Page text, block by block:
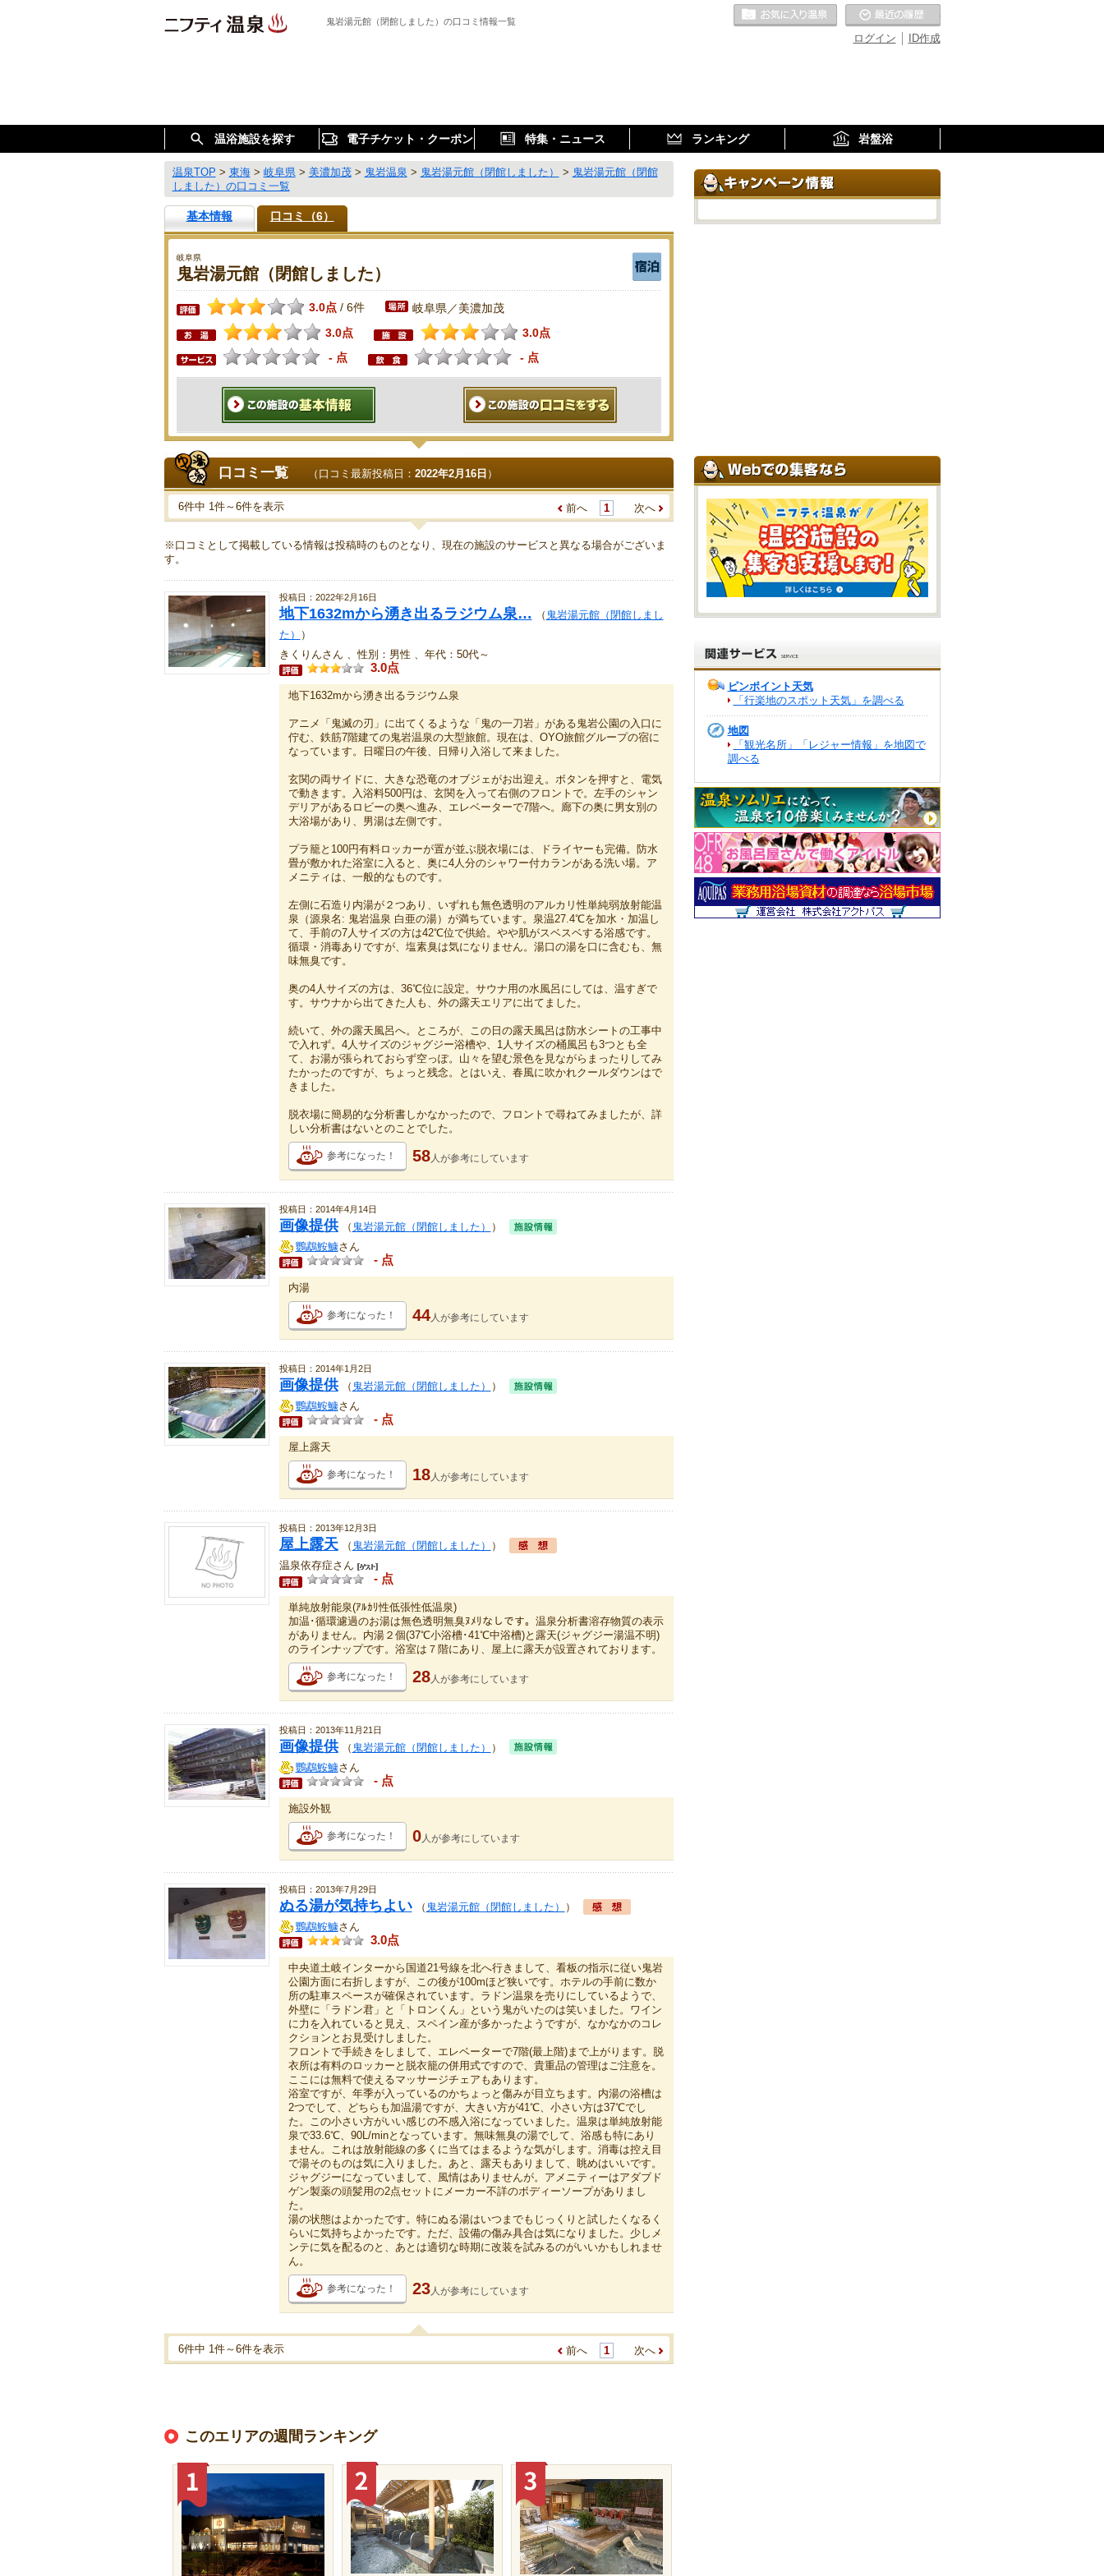
鬼岩湯元館（閉館しました）の口コミ情報一覧
ID作成
ログイン
お気に入りの温泉
温浴施設を探す 電子チケット・クーポン 特集・ニュース ランキング 岩盤浴
温泉TOP > 東海> 岐阜県> 美濃加茂> 鬼岩温泉 > 鬼岩湯元館（閉館しました） > 鬼岩湯元館（閉館
しました）の口コミ一覧
基本情報 口コミ（6）
岐阜県
鬼岩湯元館（閉館しました）
3.0点 / 6件 岐阜県／美濃加茂
3.0点
3.0点
- 点
- 点
口コミ一覧 （口コミ最新投稿日： 2022年2月16日 ）
6件中 1件～6件を表示 前へ 1 次へ
※口コミとして掲載している情報は投稿時のものとなり、現在の施設のサービスと異なる場合がございま
す。
投稿日：2022年2月16日
地下1632mから湧き出るラジウム泉… （ 鬼岩湯元館（閉館しまし
た）
）
きくりんさん 、性別：男性 、年代：50代～
3.0点
地下1632mから湧き出るラジウム泉
アニメ「鬼滅の刃」に出てくるような「鬼の一刀岩」がある鬼岩公園の入口に
佇む、鉄筋7階建ての鬼岩温泉の大型旅館。現在は、OYO旅館グループの宿に
なっています。日曜日の午後、日帰り入浴して来ました。
玄関の両サイドに、大きな恐竜のオブジェがお出迎え。ボタンを押すと、電気
で動きます。入浴料500円は、玄関を入って右側のフロントで。左手のシャン
デリアがあるロビーの奥へ進み、エレベーターで7階へ。廊下の奥に男女別の
大浴場があり、男湯は左側です。
プラ籠と100円有料ロッカーが置が並ぶ脱衣場には、ドライヤーも完備。防水
畳が敷かれた浴室に入ると、奥に4人分のシャワー付カランがある洗い場。ア
メニティは、一般的なものです。
左側に石造り内湯が２つあり、いずれも無色透明のアルカリ性単純弱放射能温
泉（源泉名: 鬼岩温泉 白亜の湯）が満ちています。泉温27.4℃を加水・加温し
て、手前の7人サイズの方は42℃位で供給。やや肌がスベスベする浴感です。
循環・消毒ありですが、塩素臭は気になりません。湯口の湯を口に含むも、無
味無臭です。
奥の4人サイズの方は、36℃位に設定。サウナ用の水風呂にしては、温すぎで
す。サウナから出てきた人も、外の露天エリアに出てました。
続いて、外の露天風呂へ。ところが、この日の露天風呂は防水シートの工事中
で入れず。4人サイズのジャグジー浴槽や、1人サイズの桶風呂も3つとも全
て、お湯が張られておらず空っぽ。山々を望む景色を見ながらまったりしてみ
たかったのですが、ちょっと残念。とはいえ、春風に吹かれクールダウンはで
きました。
脱衣場に簡易的な分析書しかなかったので、フロントで尋ねてみましたが、詳
しい分析書はないとのことでした。
参考になった！ 58人が参考にしています
投稿日：2014年4月14日
画像提供（ 鬼岩湯元館（閉館しました）
）
鸚鵡鮟鱇さん
- 点
内湯
参考になった！ 44人が参考にしています
投稿日：2014年1月2日
画像提供（ 鬼岩湯元館（閉館しました）
）
鸚鵡鮟鱇さん
- 点
屋上露天
参考になった！ 18人が参考にしています
投稿日：2013年12月3日
屋上露天（ 鬼岩湯元館（閉館しました）
）
温泉依存症さん
- 点
単純放射能泉(ｱﾙｶﾘ性低張性低温泉)
加温･循環濾過のお湯は無色透明無臭ﾇﾒﾘなしです。温泉分析書溶存物質の表示
がありません。内湯２個(37℃小浴槽･41℃中浴槽)と露天(ジャグジー湯温不明)
のラインナップです。浴室は７階にあり、屋上に露天が設置されております。
参考になった！ 28人が参考にしています
投稿日：2013年11月21日
画像提供（ 鬼岩湯元館（閉館しました）
）
鸚鵡鮟鱇さん
- 点
施設外観
参考になった！ 0人が参考にしています
投稿日：2013年7月29日
ぬる湯が気持ちよい（ 鬼岩湯元館（閉館しました）
）
鸚鵡鮟鱇さん
3.0点
中央道土岐インターから国道21号線を北へ行きまして、看板の指示に従い鬼岩
公園方面に右折しますが、この後が100mほど狭いです。ホテルの手前に数か
所の駐車スペースが確保されています。ラドン温泉を売りにしているようで、
外壁に「ラドン君」と「トロンくん」という鬼がいたのは笑いました。ワイン
に力を入れていると見え、スペイン産が多かったようですが、なかなかのコレ
クションとお見受けしました。
フロントで手続きをしまして、エレベーターで7階(最上階)まで上がります。脱
衣所は有料のロッカーと脱衣籠の併用式ですので、貴重品の管理はご注意を。
ここには無料で使えるマッサージチェアもあります。
浴室ですが、年季が入っているのかちょっと傷みが目立ちます。内湯の浴槽は
2つでして、どちらも加温湯ですが、大きい方が41℃、小さい方は37℃でし
た。この小さい方がいい感じの不感入浴になっていました。温泉は単純放射能
泉で33.6℃、90L/minとなっています。無味無臭の湯でして、浴感も特にあり
ません。これは放射能線の多くに当てはまるような気がします。消毒は控え目
で湯そのものは気に入りました。あと、露天もありまして、眺めはいいです。
ジャグジーになっていまして、風情はありませんが。アメニティーはアダブド
ゲン製薬の頭髪用の2点セットにメーカー不詳のボディーソープがありまし
た。
湯の状態はよかったです。特にぬる湯はいつまでもじっくりと試したくなるく
らいに気持ちよかったです。ただ、設備の傷み具合は気になりました。少しメ
ンテに気を配るのと、あとは適切な時期に改装を試みるのがいいかもしれませ
ん。
参考になった！ 23人が参考にしています
6件中 1件～6件を表示 前へ 1 次へ
このエリアの週間ランキング
ピンポイント天気
「行楽地のスポット天気」を調べる
地図
「観光名所」「レジャー情報」を地図で
調べる